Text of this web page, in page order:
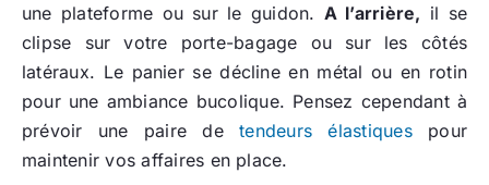
une plateforme ou sur le guidon. A l’arrière, il se
clipse sur votre porte-bagage ou sur les côtés
latéraux. Le panier se décline en métal ou en rotin
pour une ambiance bucolique. Pensez cependant à
prévoir une paire detendeurs élastiquespour
maintenir vos affaires en place.